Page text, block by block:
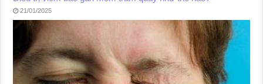
21/01/2025